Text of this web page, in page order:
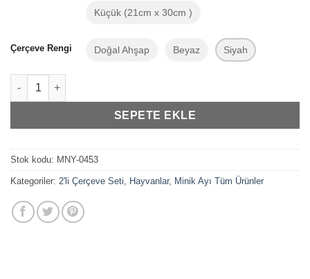
Küçük (21cm x 30cm )
Çerçeve Rengi Doğal Ahşap Beyaz Siyah
Bebek Odası İskandinav Dekorasyon You Are My Sun Shine
SEPETE EKLE
Stok kodu: MNY-0453
Kategoriler: 2'li Çerçeve Seti Hayvanlar, Minik Ayı Tüm Ürünler